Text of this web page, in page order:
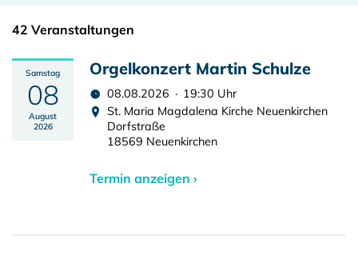
42 Veranstaltungen
Samstag
08
August
2026
Orgelkonzert Martin Schulze
08.08.2026 · 19:30 Uhr
St. Maria Magdalena Kirche Neuenkirchen
Dorfstraße
18569 Neuenkirchen
Termin anzeigen ›